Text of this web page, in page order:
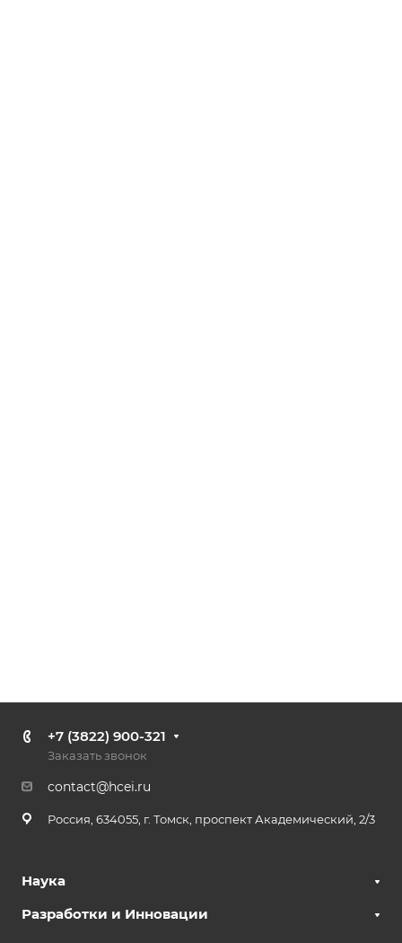
+7 (3822) 900-321
Заказать звонок
contact@hcei.ru
Россия, 634055, г. Томск, проспект Академический, 2/3
Наука
Разработки и Инновации